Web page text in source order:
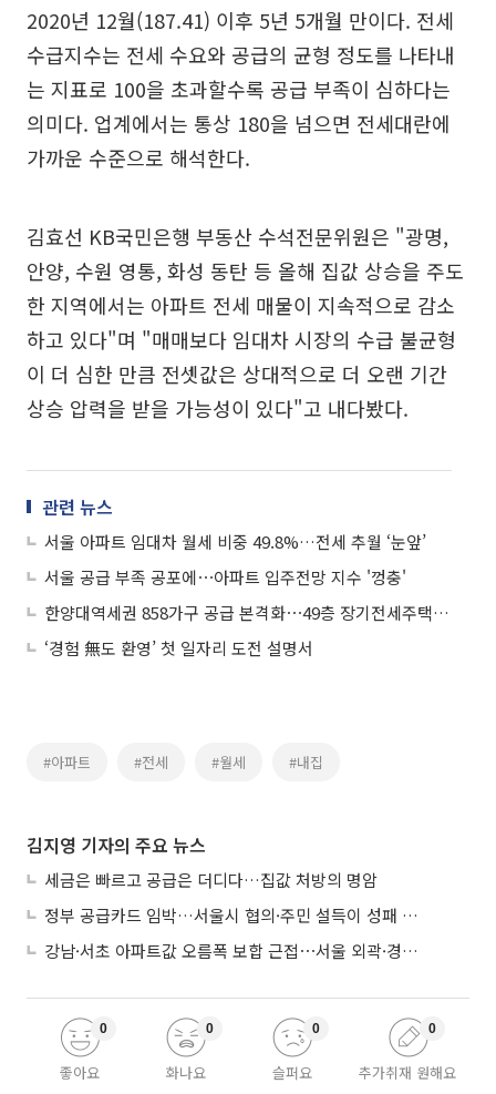
2020년 12월(187.41) 이후 5년 5개월 만이다. 전세
수급지수는 전세 수요와 공급의 균형 정도를 나타내
는 지표로 100을 초과할수록 공급 부족이 심하다는
의미다. 업계에서는 통상 180을 넘으면 전세대란에
가까운 수준으로 해석한다.
김효선 KB국민은행 부동산 수석전문위원은 "광명,
안양, 수원 영통, 화성 동탄 등 올해 집값 상승을 주도
한 지역에서는 아파트 전세 매물이 지속적으로 감소
하고 있다"며 "매매보다 임대차 시장의 수급 불균형
이 더 심한 만큼 전셋값은 상대적으로 더 오랜 기간
상승 압력을 받을 가능성이 있다"고 내다봤다.
관련 뉴스
서울 아파트 임대차 월세 비중 49.8%…전세 추월 ‘눈앞’
서울 공급 부족 공포에⋯아파트 입주전망 지수 '껑충'
한양대역세권 858가구 공급 본격화⋯49층 장기전세주택 들어선다
‘경험 無도 환영’ 첫 일자리 도전 설명서
#아파트 #전세 #월세 #내집
김지영 기자의 주요 뉴스
세금은 빠르고 공급은 더디다…집값 처방의 명암
정부 공급카드 임박…서울시 협의·주민 설득이 성패 가른다
강남·서초 아파트값 오름폭 보합 근접⋯서울 외곽·경기 남부 중심 매수세
좋아요
0
화나요
0
슬퍼요
0
추가취재 원해요
0